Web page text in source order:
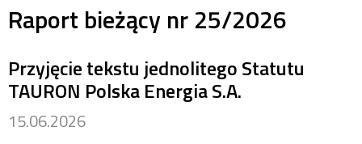
Zaloguj
się
Raport bieżący nr 25/2026
Przyjęcie tekstu jednolitego Statutu
TAURON Polska Energia S.A.
15.06.2026